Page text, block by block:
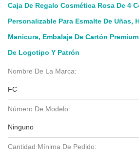
Caja De Regalo Cosmética Rosa De 4
Personalizable Para Esmalte De Uñas,
Manicura, Embalaje De Cartón
De Logotipo Y Patrón
Nombre De La Marca:
FC
Número De Modelo:
Ninguno
Cantidad Mínima De Pedido: